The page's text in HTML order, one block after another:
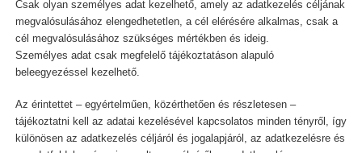
Csak olyan személyes adat kezelhető, amely az adatkezelés céljának
megvalósulásához elengedhetetlen, a cél elérésére alkalmas, csak a
cél megvalósulásához szükséges mértékben és ideig.
Személyes adat csak megfelelő tájékoztatáson alapuló
beleegyezéssel kezelhető.
Az érintettet – egyértelműen, közérthetően és részletesen –
tájékoztatni kell az adatai kezelésével kapcsolatos minden tényről, így
különösen az adatkezelés céljáról és jogalapjáról, az adatkezelésre és